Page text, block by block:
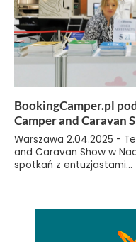
BookingCamper.pl
Camper and Caravan
Warszawa 2.04.2025 -
and Caravan Show w
spotkań z entuzjastami...